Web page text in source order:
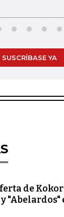
SUSCRÍBASE YA
de
"Abelardos"